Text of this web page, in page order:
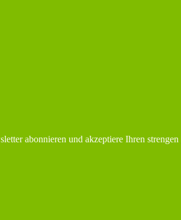
abonnieren und akzeptiere Ihren strengen